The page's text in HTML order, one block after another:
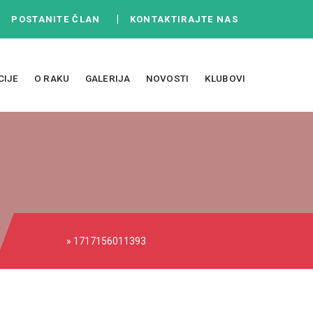
POSTANITE ČLAN KONTAKTIRAJTE NAS
O RAKU GALERIJA NOVOSTI KLUBOVI
» 1717156011393